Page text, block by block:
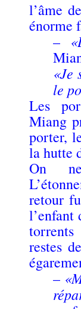
l’âme
énorme
–
«Je
le
Les
Miang
porter,
la hutte
On
retour
l’enfant
restes
–